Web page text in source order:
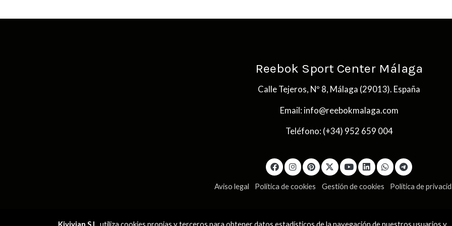
Reebok Sport Center Málaga
Calle Tejeros, Nº 8, Málaga (29013). España
Email: info@reebokmalaga.com
Teléfono: (+34) 952 659 004
Aviso legal Política de cookies Gestión de cookies Política de